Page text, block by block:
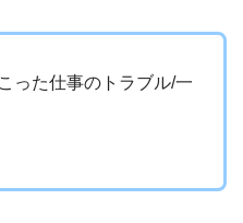
た仕事のトラブル/一